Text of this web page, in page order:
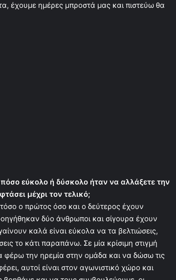
έχουμε ημέρες μπροστά μας και πιστεύω θα
εύκολο ή δύσκολο ήταν να αλλάξετε την
μέχρι τον τελικό;
τόσο ο πρώτος όσο και ο δεύτερος έχουν
δύο άνθρωποι και σίγουρα έχουν
καλά είναι εύκολα να τα βελτιώσεις,
το κάτι παραπάνω. Σε μία κρίσιμη στιγμή
φέρω την ηρεμία στην ομάδα και να δώσω τις
αυτοί είναι στον αγωνιστικό χώρο και